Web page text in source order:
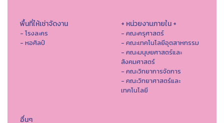
พื้นที่ให้เช่าจัดงาน
- โรงละคร
- หอศิลป์
+ หน่วยงานภายใน +
- คณะครุศาสตร์
- คณะเทคโนโลยีอุตสาหกรรม
- คณะมนุษยศาสตร์และ
สังคมศาสตร์
- คณะวิทยาการจัดการ
- คณะวิทยาศาสตร์และ
เทคโนโลยี
อื่นๆ